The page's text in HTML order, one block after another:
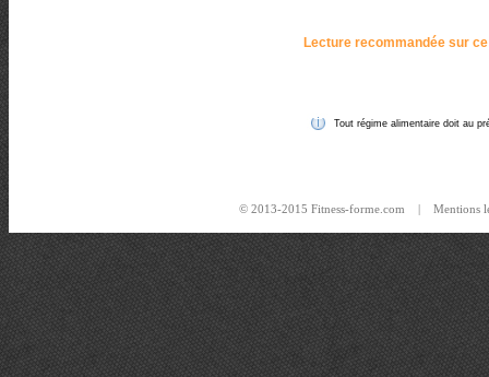
Lecture recommandée sur
Tout régime alimentaire doit au
© 2013-2015 Fitness-forme.com | Mentions